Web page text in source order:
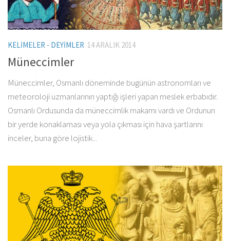
KELIMELER - DEYIMLER 14 ARALIK 2014
Müneccimler
Müneccimler, Osmanlı döneminde bugünün astronomları ve
meteoroloji uzmanlarının yaptığı işleri yapan meslek erbabıdır.
Osmanlı Ordusunda da müneccimlik makamı vardı ve Ordunun
bir yerde konaklaması veya yola çıkması için hava şartlarını
inceler, buna göre lojistik...